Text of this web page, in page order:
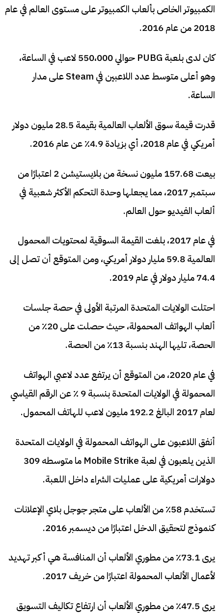
الكمبيوتر الخاص بألعاب الكمبيوتر على مستوى العالم في عام
2018 من عام 2016.
كان لدى بلعبة PUBG حوالي 550،000 لاعب في الساعة،
وهو أعلى متوسط عدد اللاعبين في Steam على مدار
الساعة.
قدرت قيمة سوق الألعاب العالمية بقيمة 28.5 مليون دولار
أمريكي في عام 2018، أي بزيادة 4.9٪ عن عام 2016.
بيعت 157.68 مليون نسخة من بلايستيشن 2 اعتبارًا من
سبتمبر 2017، مما يجعلها وحدة التحكم الأكثر شعبية في
ألعاب الفيديو حول العالم.
في عام 2017، بلغت القيمة السوقية لمحتويات المحمول
العالمية 59.8 مليار دولار أمريكي، ومن المتوقع أن تصل إلى
74.4 مليار دولار في عام 2019.
احتلت الولايات المتحدة المرتبة الأولى في حصة جلسات
ألعاب الهواتف المحمولة، حيث حصلت على 20٪ من
الحصة، تليها الهند بنسبة 13٪ من الحصة.
في عام 2020، من المتوقع أن يرتفع عدد لاعبي الهواتف
المحمولة في الولايات المتحدة بنسبة 9 ٪ عن الرقم القياسي
لعام 2017 البالغ 192.2 مليون لاعب للهاتف المحمول.
أنفق اللاعبون على الهواتف المحمولة في الولايات المتحدة
الذين يلعبون في لعبة Mobile Strike ما متوسطه 309
دولارات أمريكية على عمليات الشراء داخل اللعبة.
تستخدم 58٪ من الألعاب على متجر جوجل بلاي الإعلانات
كنموذج لتحقيق الدخل اعتبارًا من ديسمبر 2016.
يرى 73.1٪ من مطوري الألعاب أن المنافسة هي أكبر تهديد
لأعمال الألعاب المحمولة اعتبارًا من خريف 2017.
يرى 47.5٪ من مطوري الألعاب أن ارتفاع تكاليف التسويق